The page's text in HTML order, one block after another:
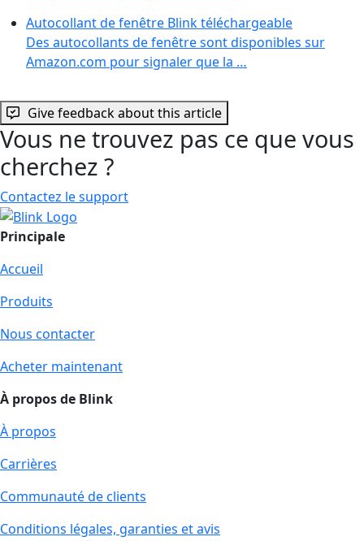
Autocollant de fenêtre Blink téléchargeable
Des autocollants de fenêtre sont disponibles sur
Amazon.com pour signaler que la …
Give feedback about this article
Vous ne trouvez pas ce que vous
cherchez ?
Contactez le support
Principale
Accueil
Produits
Nous contacter
Acheter maintenant
À propos de Blink
À propos
Carrières
Communauté de clients
Conditions légales, garanties et avis